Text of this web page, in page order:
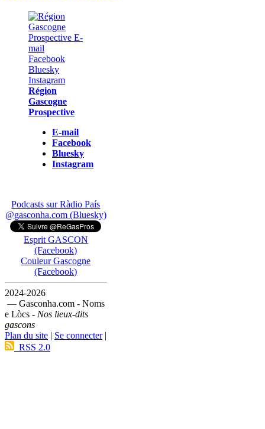
Région
Gascogne
Prospective
E-mail
Facebook
Bluesky
Instagram
Podcasts sur Ràdio País
@gasconha.com (Bluesky)
Esprit GASCON
(Facebook)
Couleur Gascogne
(Facebook)
2024-2026
— Gasconha.com - Noms
e Lòcs - Nos lieux-dits
gascons
Plan du site | Se connecter|
RSS 2.0